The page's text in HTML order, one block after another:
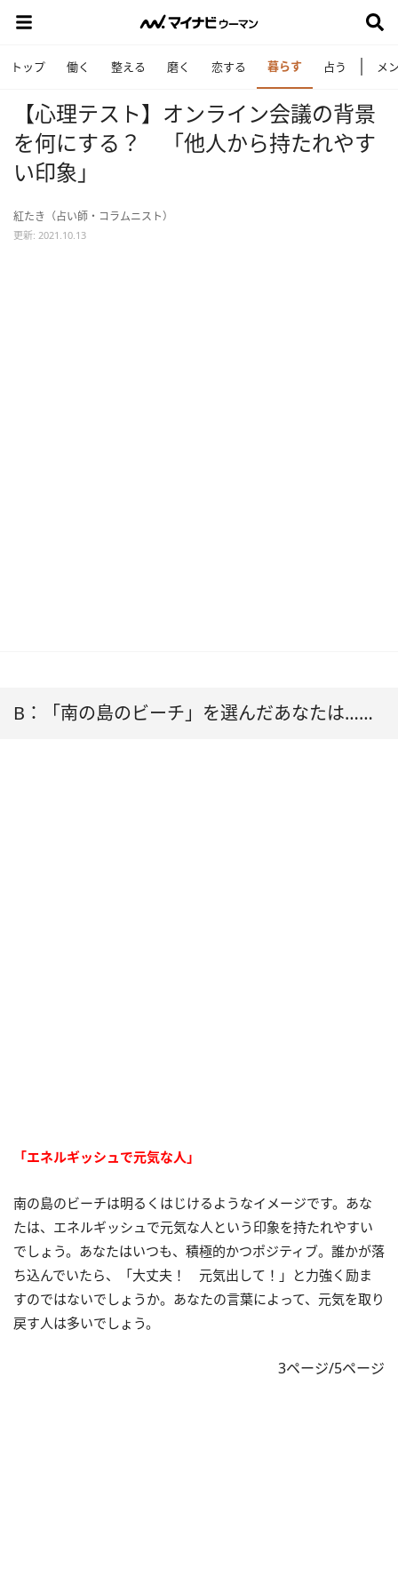
トップ 働く 整える 磨く 恋する 暮らす 占う メ
【心理テスト】オンライン会議の背景
を何にする？ 「他人から持たれやす
い印象」
紅たき（占い師・コラムニスト）
更新: 2021.10.13
B：「南の島のビーチ」を選んだあなたは……
「エネルギッシュで元気な人」
南の島のビーチは明るくはじけるようなイメージです。あな
たは、エネルギッシュで元気な人という印象を持たれやすい
でしょう。あなたはいつも、積極的かつポジティブ。誰かが落
ち込んでいたら、「大丈夫！ 元気出して！」と力強く励ま
すのではないでしょうか。あなたの言葉によって、元気を取り
戻す人は多いでしょう。
3ページ/5ページ